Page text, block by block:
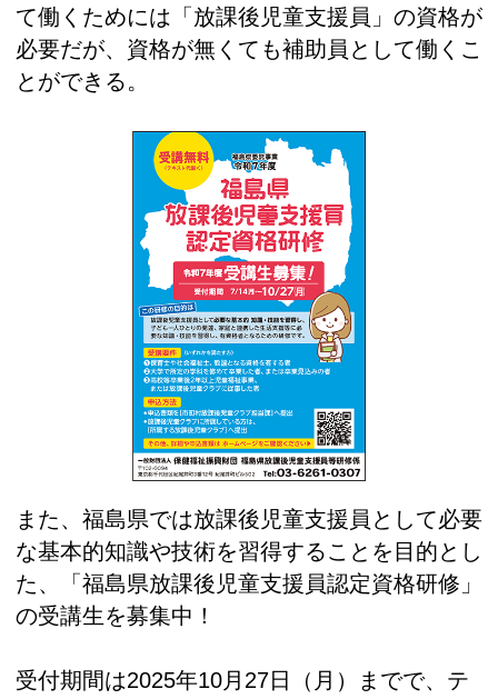
て働くためには「放課後児童支援員」の資格が
必要だが、資格が無くても補助員として働くこ
とができる。
また、福島県では放課後児童支援員として必要
な基本的知識や技術を習得することを目的とし
た、「福島県放課後児童支援員認定資格研修」
の受講生を募集中！
受付期間は2025年10月27日（月）までで、テ